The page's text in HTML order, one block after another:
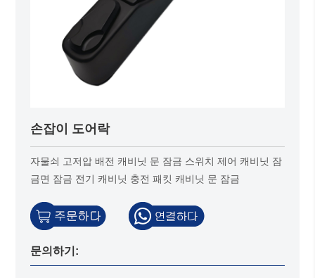
손잡이 도어락
자물쇠 고저압 배전 캐비닛 문 잠금 스위치 제어 캐비닛 잠
금면 잠금 전기 캐비닛 충전 패킷 캐비닛 문 잠금
문의하기: